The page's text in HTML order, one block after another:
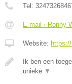
Tel:
E-mail › Ronny
Website:
Ik ben een
unieke ▼